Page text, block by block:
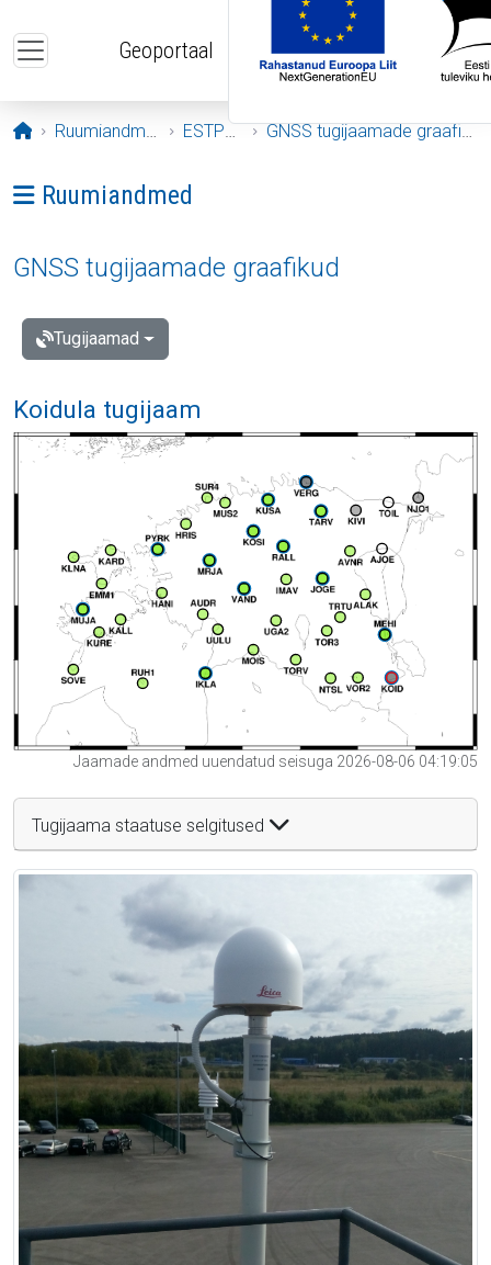
Geoportaal
Avaleht
Ruumiandmed ESTPOS GNSS tugijaamade graafikud
Ava menüü: Ruumiandmed
Ruumiandmed
GNSS tugijaamade graafikud
Tugijaamad
Koidula tugijaam
Jaamade andmed uuendatud seisuga 2026-08-06 04:19:05
Tugijaama staatuse selgitused